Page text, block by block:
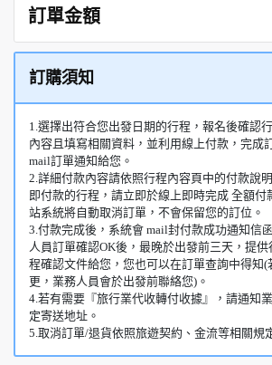
訂單金額
訂購須知
1.選擇出符合您出發日期的行程，報名後確認
內容且填寫相關資料，並利用線上付款，完成
mail訂單通知給您。
2.詳細付款內容請依照行程內容頁中的付款說
即付款的行程，請立即於線上即時完成 全額付
站系統將自動取消訂單，不會保留您的訂位。
3.付款完成後，系統會 mail封付款成功通知信
人員訂單確認OK後，最晚於出發前三天，提
程確認文件給您，您也可以在訂單查詢中得知(
更，業務人員會於出發前聯絡您)。
4.若有需要『旅行業代收轉付收據』，請通知
定寄送地址。
5.取消訂單/退貨依照旅遊契約、金流等相關規